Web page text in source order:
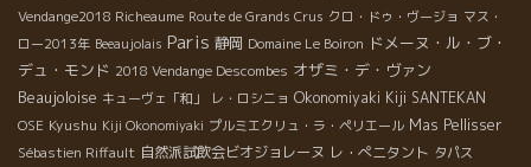
Vendange2018 Richeaume Route de Grands Crus クロ・ドゥ・ヴージョ マス・
ロー2013年 Beeaujolais Paris 静岡 Domaine Le Boiron ドメーヌ・ル・ブ・
デュ・モンド 2018 Vendange Descombes オザミ・デ・ヴァン
Beaujoloise キューヴェ「和」 レ・ロシニョ Okonomiyaki Kiji SANTEKAN
OSE Kyushu Kiji Okonomiyaki プルミエクリュ・ラ・ペリエール Mas Pellisser
Sébastien Riffault 自然派試飲会ビオジョレーヌ レ・ぺニタント タパス